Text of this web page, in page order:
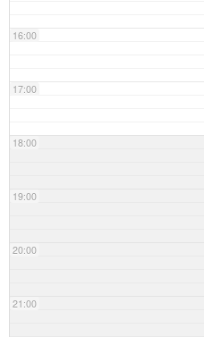
16:00
17:00
18:00
19:00
20:00
21:00